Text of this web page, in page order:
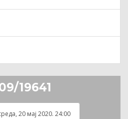
19641
20 мај 2020. 24:00